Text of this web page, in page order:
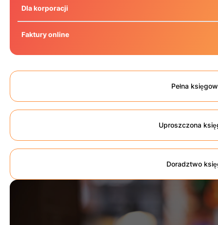
Dla korporacji
Faktury online
Pełna
Uproszczona
Doradztwo